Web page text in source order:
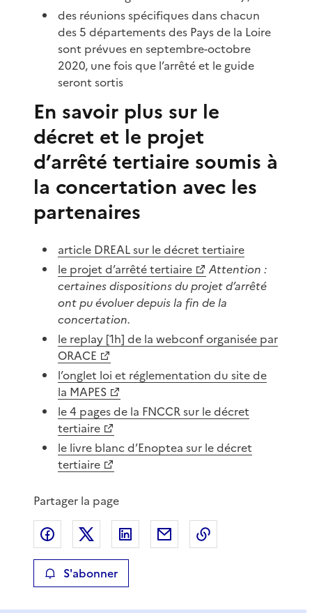
des réunions spécifiques dans chacun
des 5 départements des Pays de la Loire
sont prévues en septembre-octobre
2020, une fois que l’arrêté et le guide
seront sortis
En savoir plus sur le
décret et le projet
d’arrêté tertiaire soumis à
la concertation avec les
partenaires
article DREAL sur le décret tertiaire
le projet d’arrêté tertiaire
Attention :
certaines dispositions du projet d’arrêté
ont pu évoluer depuis la fin de la
concertation.
le replay [1h] de la webconf organisée par
ORACE
l’onglet loi et réglementation du site de
la MAPES
le 4 pages de la FNCCR sur le décret
tertiaire
le livre blanc d’Enoptea sur le décret
tertiaire
Partager la page
Partager sur Facebook
Partager sur XPartager sur LinkedIn
Partager par email
S'abonner